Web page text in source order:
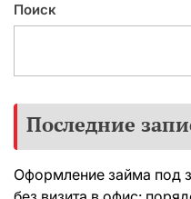
Поиск
Последние
Оформление займа под